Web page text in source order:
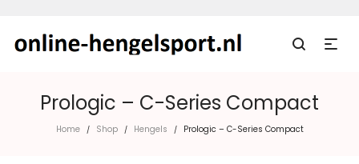
Prologic – C-Series Compact
Home / Shop / Hengels / Prologic – C-Series Compact